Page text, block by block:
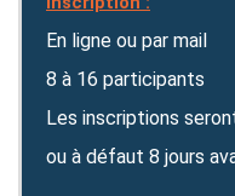
En ligne ou par mail
8 à 16 participants
Les inscriptions
ou à défaut 8 jours